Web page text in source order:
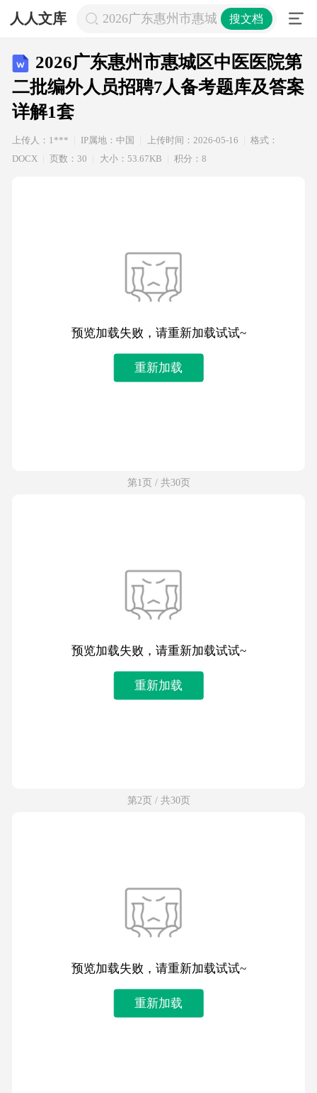
人人文库 2026广东惠州市惠城区中医医院第二
搜文档
2026广东惠州市惠城区中医医院第
二批编外人员招聘7人备考题库及答案
详解1套
上传人：1*** IP属地：中国 上传时间：2026-05-16
格式：
DOCX
页数：30 大小：53.67KB 积分：8
预览加载失败，请重新加载试试~
重新加载
第1页 / 共30页
预览加载失败，请重新加载试试~
重新加载
第2页 / 共30页
预览加载失败，请重新加载试试~
重新加载